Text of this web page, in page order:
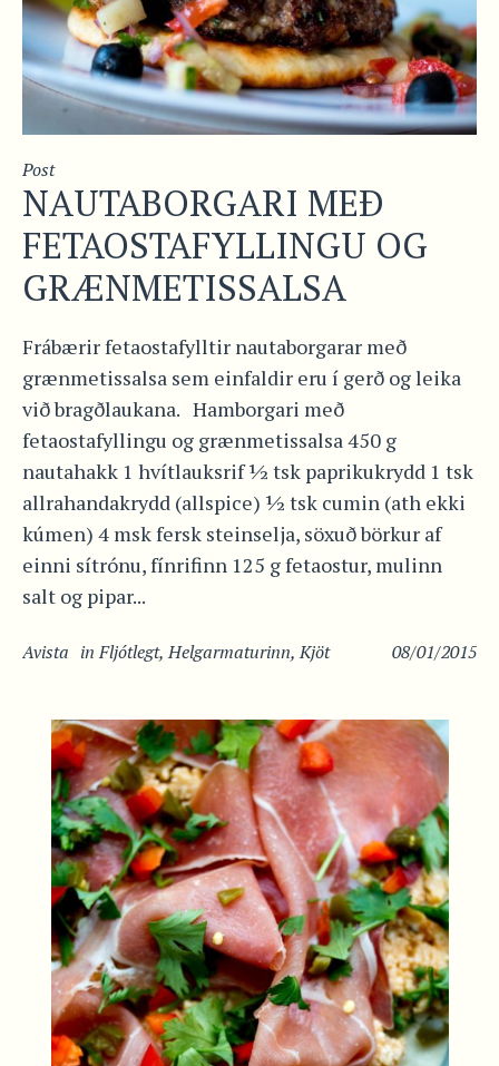
Post
NAUTABORGARI MEÐ
FETAOSTAFYLLINGU OG
GRÆNMETISSALSA
Frábærir fetaostafylltir nautaborgarar með
grænmetissalsa sem einfaldir eru í gerð og leika
við bragðlaukana. Hamborgari með
fetaostafyllingu og grænmetissalsa 450 g
nautahakk 1 hvítlauksrif ½ tsk paprikukrydd 1 tsk
allrahandakrydd (allspice) ½ tsk cumin (ath ekki
kúmen) 4 msk fersk steinselja, söxuð börkur af
einni sítrónu, fínrifinn 125 g fetaostur, mulinn
salt og pipar...
08/01/2015
Avista inFljótlegt,Helgarmaturinn,Kjöt